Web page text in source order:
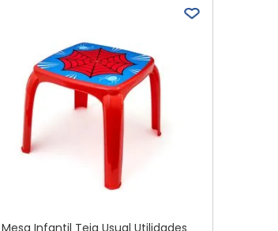
Mesa Infantil Teia Usual Utilidades